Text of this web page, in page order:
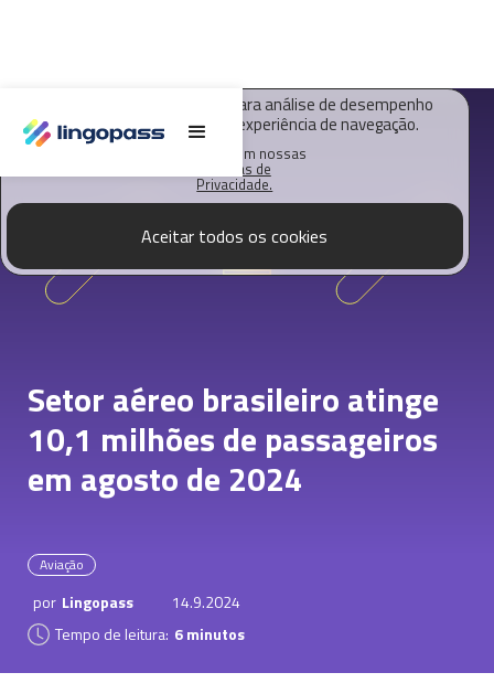
O Lingopass utiliza cookies para análise de desempenho
deste site e melhorar sua experiência de navegação.
Saiba mais em nossas
Políticas de
Privacidade.
Aceitar todos os cookies
Setor aéreo brasileiro atinge
10,1 milhões de passageiros
em agosto de 2024
Aviação
por Lingopass
14.9.2024
Tempo de leitura: 6 minutos